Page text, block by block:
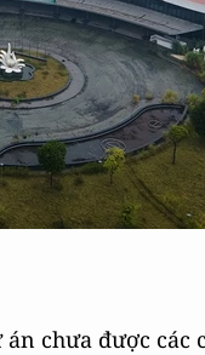
chưa được các